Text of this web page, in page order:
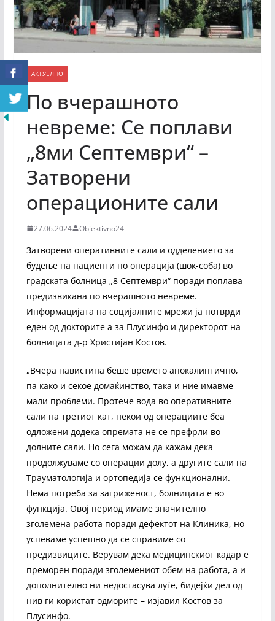
АКТУЕЛНО
По вчерашното
невреме: Се поплави
„8ми Септември“ –
Затворени
операционите сали
27.06.2024 Objektivno24
Затворени оперативните сали и одделението за
будење на пациенти по операција (шок-соба) во
градската болница „8 Септември“ поради поплава
предизвикана по вчерашното невреме.
Информацијата на социјалните мрежи ја потврди
еден од докторите а за Плусинфо и директорот на
болницата д-р Христијан Костов.
„Вчера навистина беше времето апокалиптично,
па како и секое домаќинство, така и ние имавме
мали проблеми. Протече вода во оперативните
сали на третиот кат, некои од операциите беа
одложени додека опремата не се префрли во
долните сали. Но сега можам да кажам дека
продолжуваме со операции долу, а другите сали на
Трауматологија и ортопедија се функционални.
Нема потреба за загриженост, болницата е во
функција. Овој период имаме значително
зголемена работа поради дефектот на Клиника, но
успеваме успешно да се справиме со
предизвиците. Верувам дека медицинскиот кадар е
преморен поради зголемениот обем на работа, а и
дополнително ни недостасува луѓе, бидејќи дел од
нив ги користат одморите – изјавил Костов за
Плусинфо.